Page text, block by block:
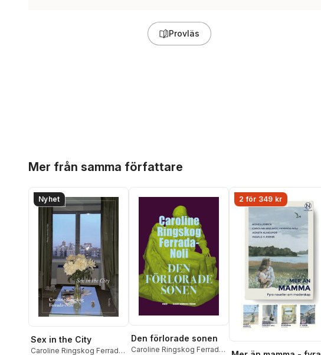
Provläs
Mer från samma författare
Nyhet
Sex in the City
Caroline Ringskog Ferrada-
Den förlorade sonen
Caroline Ringskog Ferrada-
2 för 349 kr